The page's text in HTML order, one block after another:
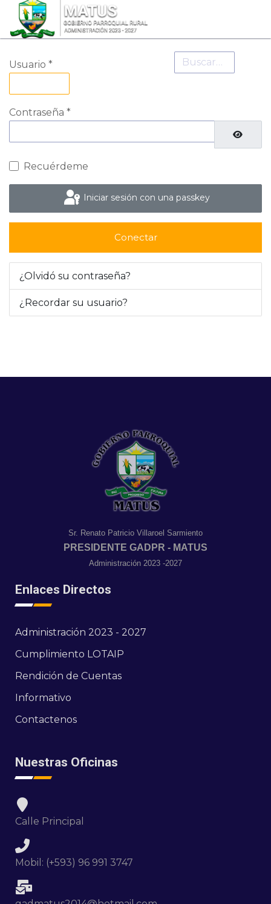
Buscar
Usuario *
Contraseña *
Recuérdeme
Iniciar sesión con una passkey
Conectar
¿Olvidó su contraseña?
¿Recordar su usuario?
Sr. Renato Patricio Villaroel Sarmiento
PRESIDENTE GADPR - MATUS
Administración 2023 -2027
Enlaces Directos
Administración 2023 - 2027
Cumplimiento LOTAIP
Rendición de Cuentas
Informativo
Contactenos
Nuestras Oficinas
Calle Principal
Mobil: (+593) 96 991 3747